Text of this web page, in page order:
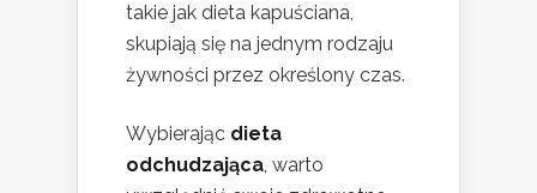
takie jak dieta kapuściana,
skupiają się na jednym rodzaju
żywności przez określony czas.
Wybierając dieta
odchudzająca, warto